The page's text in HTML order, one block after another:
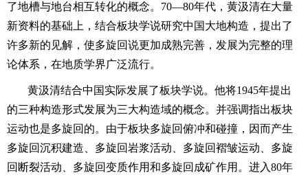
了地槽与地台相互转化的概念。70—80年代，黄汲清在大量
新资料的基础上，结合板块学说研究中国大地构造，提出了
许多新的见解，使多旋回说更加成熟完善，发展为完整的理
论体系，在地质学界广泛流行。
黄汲清结合中国实际发展了板块学说。他将1945年提出
的三种构造形式发展为三大构造域的概念。并强调指出板块
运动也是多旋回的。由于板块多旋回俯冲和碰撞，因而产生
多旋回沉积建造、多旋回岩浆活动、多旋回褶皱运动、多旋
回断裂活动、多旋回变质作用和多旋回成矿作用。进入80年